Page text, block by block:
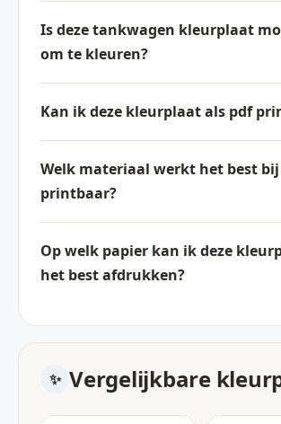
Is deze tankwagen kleurplaat
om te kleuren?
Kan ik deze kleurplaat als pdf
Welk materiaal werkt het best bij
printbaar?
Op welk papier kan ik deze
het best afdrukken?
Vergelijkbare